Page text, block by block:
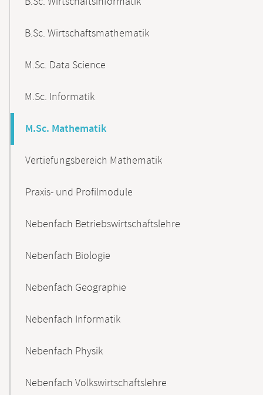
B.Sc. Wirtschaftsmathematik
M.Sc. Data Science
M.Sc. Informatik
M.Sc. Mathematik
Vertiefungsbereich Mathematik
Praxis- und Profilmodule
Nebenfach Betriebswirtschaftslehre
Nebenfach Biologie
Nebenfach Geographie
Nebenfach Informatik
Nebenfach Physik
Nebenfach Volkswirtschaftslehre